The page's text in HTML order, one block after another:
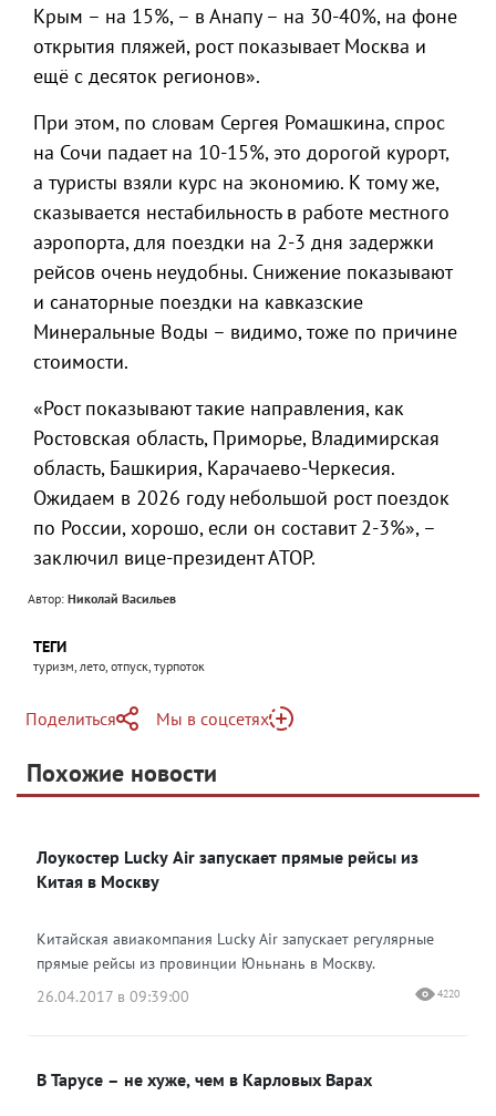
Крым – на 15%, – в Анапу – на 30-40%, на фоне
открытия пляжей, рост показывает Москва и
ещё с десяток регионов».
При этом, по словам Сергея Ромашкина, спрос
на Сочи падает на 10-15%, это дорогой курорт,
а туристы взяли курс на экономию. К тому же,
сказывается нестабильность в работе местного
аэропорта, для поездки на 2-3 дня задержки
рейсов очень неудобны. Снижение показывают
и санаторные поездки на кавказские
Минеральные Воды – видимо, тоже по причине
стоимости.
«Рост показывают такие направления, как
Ростовская область, Приморье, Владимирская
область, Башкирия, Карачаево-Черкесия.
Ожидаем в 2026 году небольшой рост поездок
по России, хорошо, если он составит 2-3%», –
заключил вице-президент АТОР.
Автор: Николай Васильев
ТЕГИ
туризм, лето, отпуск, турпоток
Поделиться
Telegram
Одноклассники
Мы в соцсетях
Яндекс Дзен
Похожие новости
Лоукостер Lucky Air запускает прямые рейсы из
Китая в Москву
Китайская авиакомпания Lucky Air запускает регулярные
прямые рейсы из провинции Юньнань в Москву.
26.04.2017 в 09:39:00
4220
В Тарусе – не хуже, чем в Карловых Варах